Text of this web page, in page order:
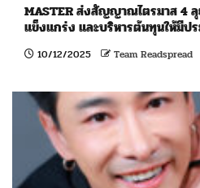
MASTER ส่งสัญญาณไตรมาส 4
แข็งแกร่ง และบริหารต้นทุนให้มีป
10/12/2025 Team Readspread